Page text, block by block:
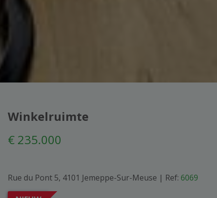
Winkelruimte
€ 235.000
Rue du Pont 5, 4101 Jemeppe-Sur-Meuse | Ref: 6069